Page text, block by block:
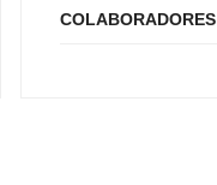
COLABORADORES